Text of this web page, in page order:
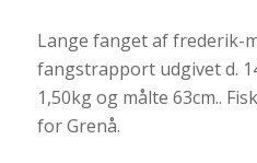
Lange fanget af frederik-
fangstrapport udgivet d.
1,50kg og målte 63cm..
for Grenå.